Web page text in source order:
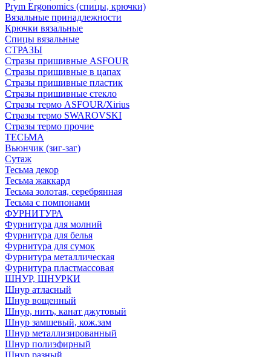
Prym Ergonomics (спицы, крючки)
Вязальные принадлежности
Крючки вязальные
Спицы вязальные
СТРАЗЫ
Стразы пришивные ASFOUR
Стразы пришивные в цапах
Стразы пришивные пластик
Стразы пришивные стекло
Стразы термо ASFOUR/Xirius
Стразы термо SWAROVSKI
Стразы термо прочие
ТЕСЬМА
Вьюнчик (зиг-заг)
Сутаж
Тесьма декор
Тесьма жаккард
Тесьма золотая, серебрянная
Тесьма с помпонами
ФУРНИТУРА
Фурнитура для молний
Фурнитура для белья
Фурнитура для сумок
Фурнитура металлическая
Фурнитура пластмассовая
ШНУР, ШНУРКИ
Шнур атласный
Шнур вощенный
Шнур, нить, канат джутовый
Шнур замшевый, кож.зам
Шнур металлизированный
Шнур полиэфирный
Шнур разный